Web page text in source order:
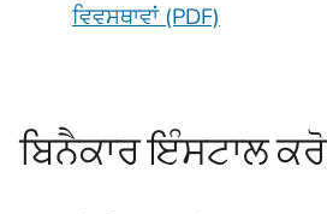
ਵਿਵਸਥਾਵਾਂ (PDF)
ਬਿਨੈਕਾਰ ਇੰਸਟਾਲ ਕਰੋ